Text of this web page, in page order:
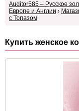
Auditor585 – Русское
Европе и Англии ›
с Топазом
Купить женское